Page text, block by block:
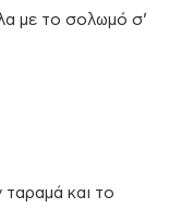
με το σολωμό σ’
και το